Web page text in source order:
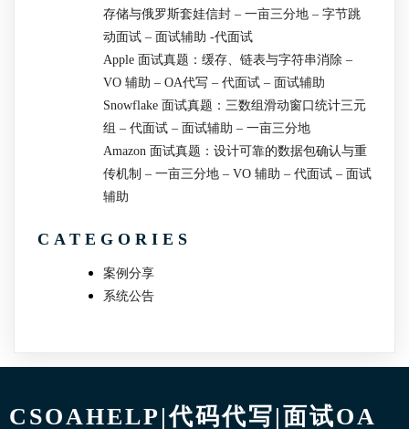
存储与俄罗斯套娃信封 – 一亩三分地 – 字节跳
动面试 – 面试辅助 -代面试
Apple 面试真题：缓存、链表与字符串消除 –
VO 辅助 – OA代写 – 代面试 – 面试辅助
Snowflake 面试真题：三数组滑动窗口统计三元
组 – 代面试 – 面试辅助 – 一亩三分地
Amazon 面试真题：设计可靠的数据包确认与重
传机制 – 一亩三分地 – VO 辅助 – 代面试 – 面试
辅助
CATEGORIES
案例分享
系统公告
CSOAHELP|代码代写|面试OA